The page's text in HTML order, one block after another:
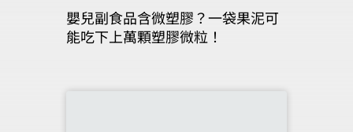
嬰兒副食品含微塑膠？一袋果泥可
能吃下上萬顆塑膠微粒！